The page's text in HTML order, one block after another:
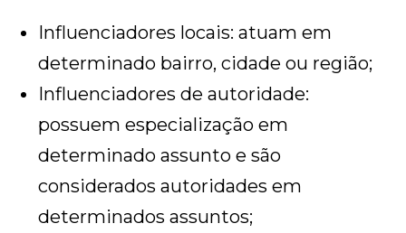
Influenciadores locais: atuam em
determinado bairro, cidade ou região;
Influenciadores de autoridade:
possuem especialização em
determinado assunto e são
considerados autoridades em
determinados assuntos;